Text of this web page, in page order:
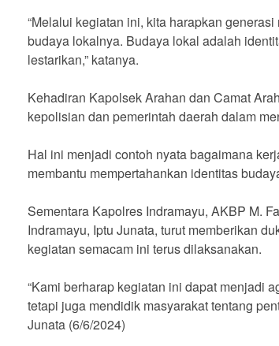
“Melalui kegiatan ini, kita harapkan
budaya lokalnya. Budaya lokal adalah
lestarikan,” katanya.
Kehadiran Kapolsek Arahan dan Camat
kepolisian dan pemerintah daerah dalam
Hal ini menjadi contoh nyata bagaimana
membantu mempertahankan identitas
Sementara Kapolres Indramayu, AKBP M.
Indramayu, Iptu Junata, turut memberikan
kegiatan semacam ini terus dilaksanakan.
“Kami berharap kegiatan ini dapat menjadi
tetapi juga mendidik masyarakat tentang
Junata (6/6/2024)